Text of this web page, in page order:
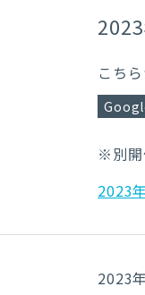
こち
※別開
2023
2023